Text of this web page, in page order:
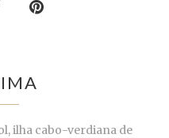
ilha cabo-verdiana de